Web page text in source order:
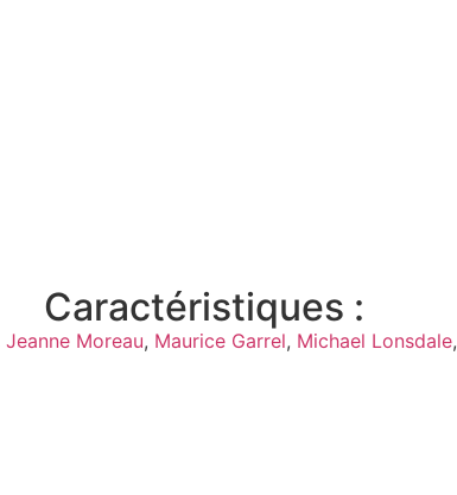
Caractéristiques :
Jeanne Moreau, Maurice Garrel, Michael Lonsdale,